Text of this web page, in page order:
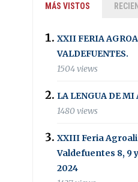
MÁS VISTOS
XXII FERIA
VALDEFUENTES.
1504 views
LA LENGUA DE MI
1480 views
XXIII Feria
Valdefuentes 8, 9
2024